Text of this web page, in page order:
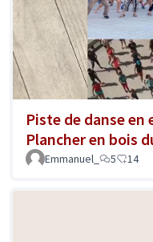
Piste de danse en
Plancher en bois
Emmanuel_ 5 14